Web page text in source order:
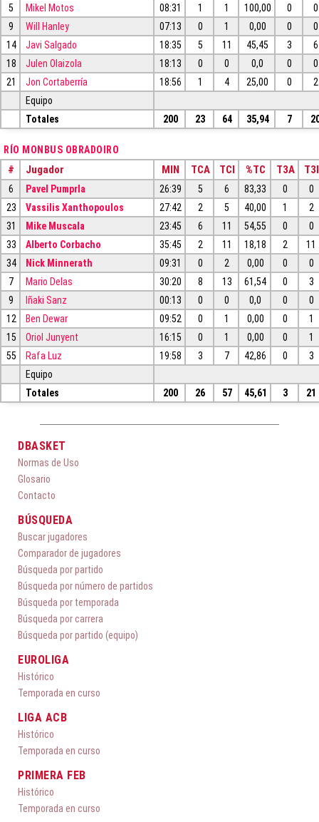
5
Mikel Motos 08:31 1 1 100,00 0
0
9
Will Hanley 07:13 0 1 0,00 0
0
14
Javi Salgado 18:35 5 11 45,45 3
6
18
Julen Olaizola 18:13 0 0 0,0 0
0
21
Jon Cortaberría 18:56 1 4 25,00 0
2
Equipo
Totales
200 23 64 35,94 7
RÍO MONBUS OBRADOIRO
# Jugador MIN TCA TCI %TC T3A T3I
6 Pavel Pumprla 26:39 5 6 83,33 0
0
23
Vassilis Xanthopoulos 27:42 2 5 40,00 1
2
31
Mike Muscala 23:45 6 11 54,55 0
0
33
Alberto Corbacho 35:45 2 11 18,18 2
11
34
Nick Minnerath 09:31 0 2 0,00 0
0
7
Mario Delas 30:20 8 13 61,54 0
3
9
Iñaki Sanz 00:13 0 0 0,0 0
0
12
Ben Dewar 09:52 0 1 0,00 0
1
15
Oriol Junyent 16:15 0 1 0,00 0
1
55
Rafa Luz 19:58 3 7 42,86 0
3
Equipo
Totales
200 26 57 45,61 3 21
DBASKET
Normas de Uso
Glosario
Contacto
BÚSQUEDA
Buscar jugadores
Comparador de jugadores
Búsqueda por partido
Búsqueda por número de partidos
Búsqueda por temporada
Búsqueda por carrera
Búsqueda por partido (equipo)
EUROLIGA
Histórico
Temporada en curso
LIGA ACB
Histórico
Temporada en curso
PRIMERA FEB
Histórico
Temporada en curso